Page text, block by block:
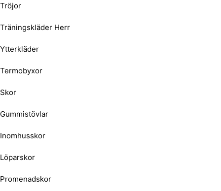
Tröjor
Träningskläder Herr
Ytterkläder
Termobyxor
Skor
Gummistövlar
Inomhusskor
Löparskor
Promenadskor